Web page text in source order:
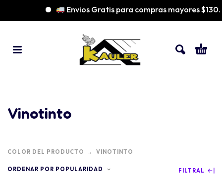
Envios Gratis para compras mayores
Vinotinto
COLOR DEL PRODUCTO VINOTINTO
ORDENAR POR POPULARIDAD FILTRAL